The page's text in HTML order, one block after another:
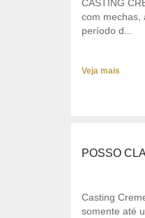
CASTING
com mechas,
período d...
Veja mais
POSSO
Casting
somente até